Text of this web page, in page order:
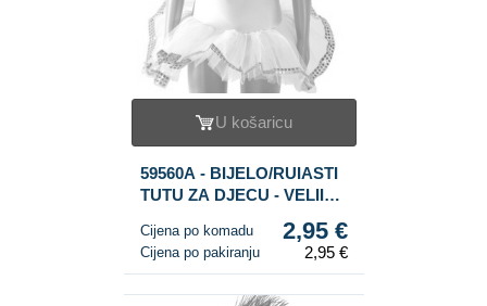
U košaricu
59560A - BIJELO/RUIASTI
TUTU ZA DJECU - VELIINA
Cijena po komadu 2,95 €
Cijena po pakiranju 2,95 €